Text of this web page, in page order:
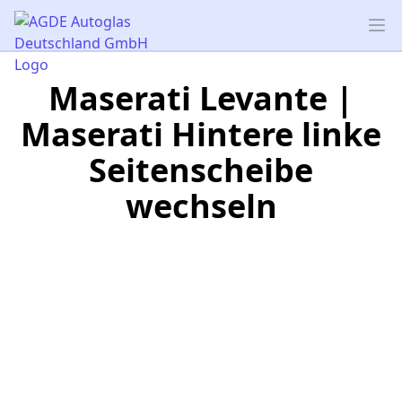
AGDE Autoglas Deutschland GmbH
Maserati Levante |
Maserati Hintere linke
Seitenscheibe
wechseln